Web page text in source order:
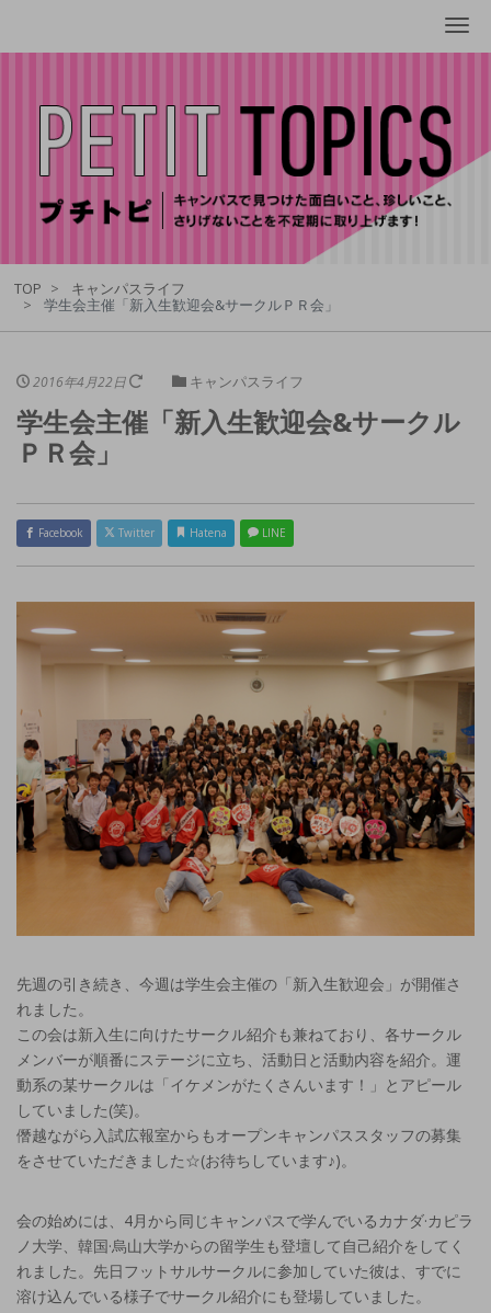
TOP
キャンパスライフ
学生会主催「新入生歓迎会&サークルＰＲ会」
2016年4月22日 キャンパスライフ
学生会主催「新入生歓迎会&サークル
ＰＲ会」
Facebook Twitter Hatena LINE
先週の引き続き、今週は学生会主催の「新入生歓迎会」が開催さ
れました。
この会は新入生に向けたサークル紹介も兼ねており、各サークル
メンバーが順番にステージに立ち、活動日と活動内容を紹介。運
動系の某サークルは「イケメンがたくさんいます！」とアピール
していました(笑)。
僭越ながら入試広報室からもオープンキャンパススタッフの募集
をさせていただきました☆(お待ちしています♪)。
会の始めには、4月から同じキャンパスで学んでいるカナダ·カピラ
ノ大学、韓国·烏山大学からの留学生も登壇して自己紹介をしてく
れました。先日フットサルサークルに参加していた彼は、すでに
溶け込んでいる様子でサークル紹介にも登場していました。